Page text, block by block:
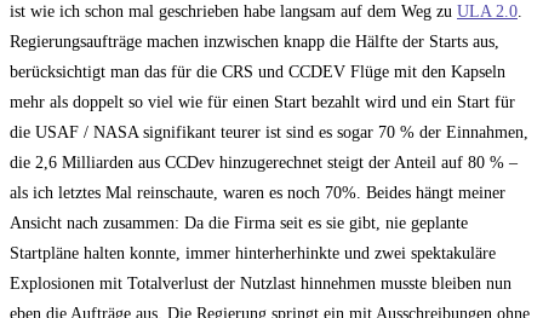
ist wie ich schon mal geschrieben habe langsam auf dem Weg zu ULA 2.0
Regierungsaufträge machen inzwischen knapp die Hälfte der Starts aus,
berücksichtigt man das für die CRS und CCDEV Flüge mit den Kapseln
mehr als doppelt so viel wie für einen Start bezahlt wird und ein Start für
die USAF / NASA signifikant teurer ist sind es sogar 70 % der Einnahmen,
die 2,6 Milliarden aus CCDev hinzugerechnet steigt der Anteil auf 80 % –
als ich letztes Mal reinschaute, waren es noch 70%. Beides hängt meiner
Ansicht nach zusammen: Da die Firma seit es sie gibt, nie geplante
Startpläne halten konnte, immer hinterherhinkte und zwei spektakuläre
Explosionen mit Totalverlust der Nutzlast hinnehmen musste bleiben nun
eben die Aufträge aus. Die Regierung springt ein mit Ausschreibungen ohne